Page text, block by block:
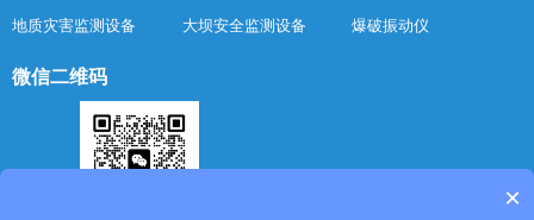
地质灾害监测设备 大坝安全监测设备 爆破振动仪
微信二维码
×